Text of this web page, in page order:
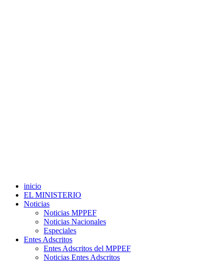
inicio
EL MINISTERIO
Noticias
Noticias MPPEF
Noticias Nacionales
Especiales
Entes Adscritos
Entes Adscritos del MPPEF
Noticias Entes Adscritos